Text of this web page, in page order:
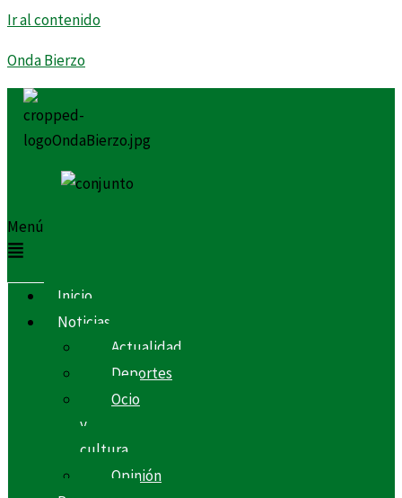
Ir al contenido
Onda Bierzo
Menú
Inicio
Noticias
Actualidad
Deportes
Ocio
y
cultura
Opinión